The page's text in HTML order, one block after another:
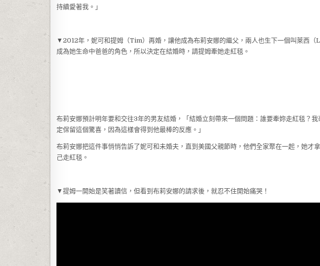
持續愛著我。」
▼2012年，妮可和提姆（Tim）再婚，讓他成為布莉安娜的繼父，兩人也生下一個叫萊西（
成為她生命中爸爸的角色，所以決定在結婚時，請提姆牽她走紅毯。
布莉安娜預計明年要和交往3年的男友結婚，「結婚立刻帶來一個問題：誰要牽妳走紅毯？
定保留這個驚喜，因為這樣會得到他最棒的反應。」
布莉安娜把這件事悄悄告訴了妮可和未婚夫，直到美國父親節時，他們全家聚在一起，她才
己走紅毯。
▼提姆一開始是笑著讀信，但看到布莉安娜的請求後，就忍不住開始痛哭！